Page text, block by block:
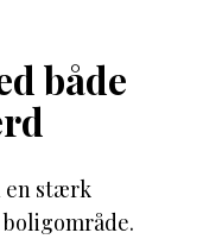
både
en stærk